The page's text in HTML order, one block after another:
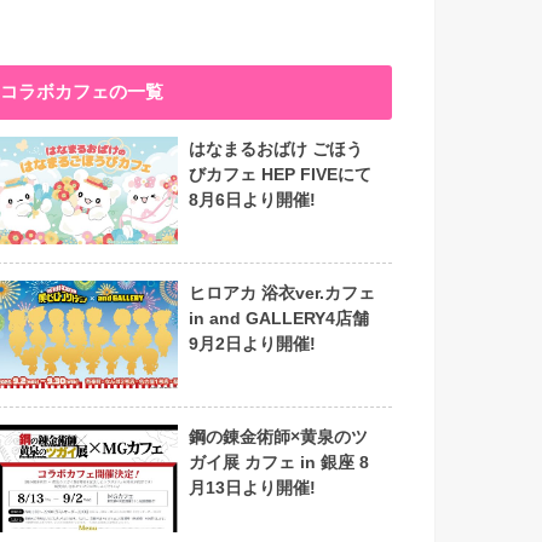
コラボカフェの一覧
はなまるおばけ ごほう
びカフェ HEP FIVEにて
8月6日より開催!
ヒロアカ 浴衣ver.カフェ
in and GALLERY4店舗
9月2日より開催!
鋼の錬金術師×黄泉のツ
ガイ展 カフェ in 銀座 8
月13日より開催!